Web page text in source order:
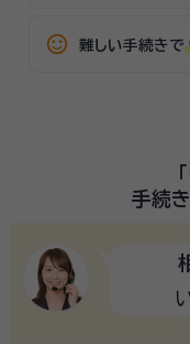
sentiment_satisfied_alt 難しい手続きで
手続